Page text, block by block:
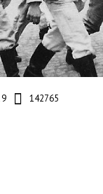
142765